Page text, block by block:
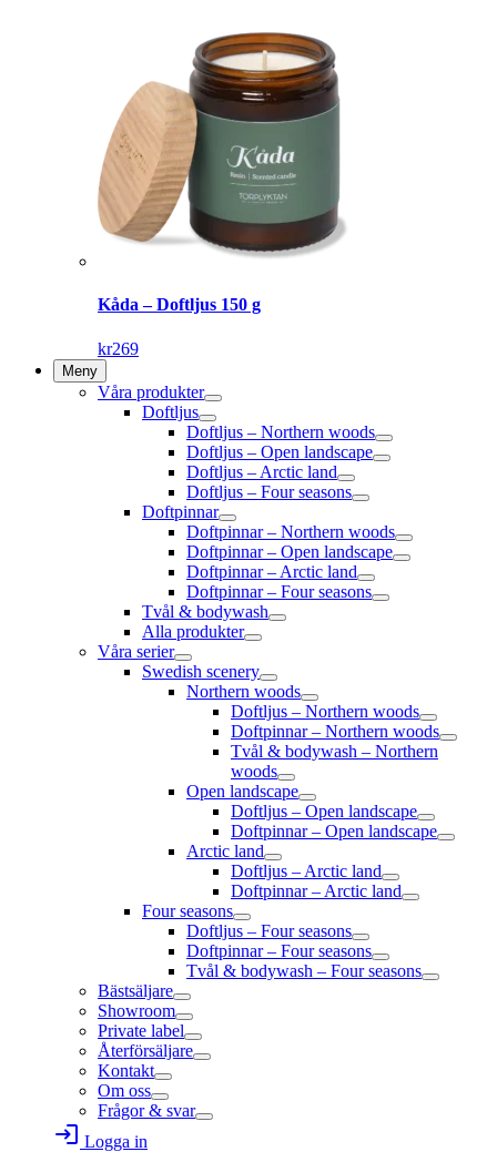
Kåda – Doftljus 150 g
kr269
Meny
Våra produkter
Doftljus
Doftljus – Northern woods
Doftljus – Open landscape
Doftljus – Arctic land
Doftljus – Four seasons
Doftpinnar
Doftpinnar – Northern woods
Doftpinnar – Open landscape
Doftpinnar – Arctic land
Doftpinnar – Four seasons
Tvål & bodywash
Alla produkter
Våra serier
Swedish scenery
Northern woods
Doftljus – Northern woods
Doftpinnar – Northern woods
Tvål & bodywash – Northern
woods
Open landscape
Doftljus – Open landscape
Doftpinnar – Open landscape
Arctic land
Doftljus – Arctic land
Doftpinnar – Arctic land
Four seasons
Doftljus – Four seasons
Doftpinnar – Four seasons
Tvål & bodywash – Four seasons
Bästsäljare
Showroom
Private label
Återförsäljare
Kontakt
Om oss
Frågor & svar
login Logga in